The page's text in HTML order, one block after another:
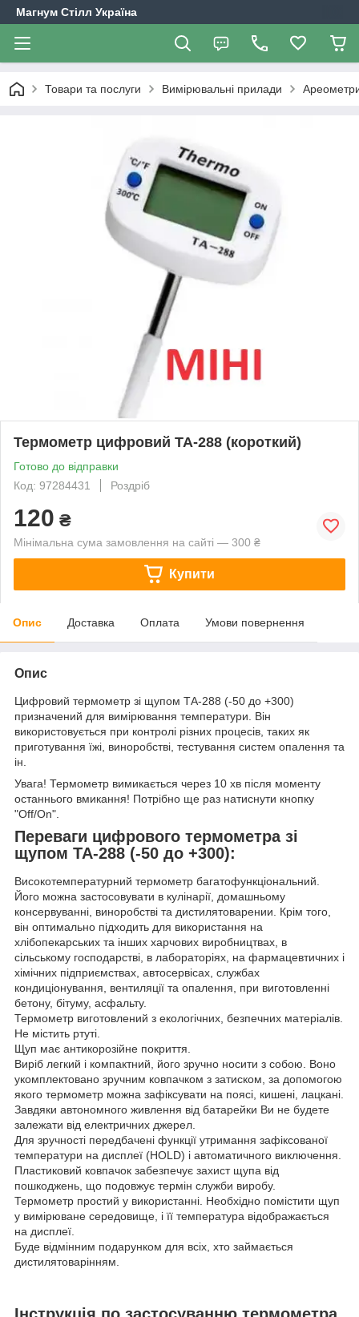
Магнум Стілл Україна
Товари та послуги Вимірювальні прилади
Термометр цифровий ТА-288 (короткий)
Готово до відправки
Код: 97284431
Роздріб
120 ₴
Мінімальна сума замовлення на сайті — 300 ₴
Купити
Опис Доставка Оплата Умови повернення
Опис
Цифровий термометр зі щупом ТА-288 (-50 до +300)
призначений для вимірювання температури. Він
використовується при контролі різних процесів, таких як
приготування їжі, виноробстві, тестування систем опалення та
ін.
Увага! Термометр вимикається через 10 хв після моменту
останнього вмикання! Потрібно ще раз натиснути кнопку
"Off/On".
Переваги цифрового термометра зі
щупом ТА-288 (-50 до +300):
Високотемпературний термометр багатофункціональний.
Його можна застосовувати в кулінарії, домашньому
консервуванні, виноробстві та дистилятоварении. Крім того,
він оптимально підходить для використання на
хлібопекарських та інших харчових виробництвах, в
сільському господарстві, в лабораторіях, на фармацевтичних і
хімічних підприємствах, автосервісах, службах
кондиціонування, вентиляції та опалення, при виготовленні
бетону, бітуму, асфальту.
Термометр виготовлений з екологічних, безпечних матеріалів.
Не містить ртуті.
Щуп має антикорозійне покриття.
Виріб легкий і компактний, його зручно носити з собою. Воно
укомплектовано зручним ковпачком з затиском, за допомогою
якого термометр можна зафіксувати на поясі, кишені, лацкані.
Завдяки автономного живлення від батарейки Ви не будете
залежати від електричних джерел.
Для зручності передбачені функції утримання зафіксованої
температури на дисплеї (HOLD) і автоматичного виключення.
Пластиковий ковпачок забезпечує захист щупа від
пошкоджень, що подовжує термін служби виробу.
Термометр простий у використанні. Необхідно помістити щуп
у вимірюване середовище, і її температура відображається
на дисплеї.
Буде відмінним подарунком для всіх, хто займається
дистилятоварінням.